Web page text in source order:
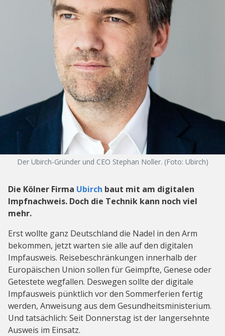
Der Ubirch-Gründer und CEO Stephan Noller. (Foto: Ubirch)
Die Kölner Firma Ubirch baut mit am digitalen
Impfnachweis. Doch die Technik kann noch viel
mehr.
Erst wollte ganz Deutschland die Nadel in den Arm
bekommen, jetzt warten sie alle auf den digitalen
Impfausweis. Reisebeschränkungen innerhalb der
Europäischen Union sollen für Geimpfte, Genese oder
Getestete wegfallen. Deswegen sollte der digitale
Impfausweis pünktlich vor den Sommerferien fertig
werden, Anweisung aus dem Gesundheitsministerium.
Und tatsächlich: Seit Donnerstag ist der langersehnte
Ausweis im Einsatz.